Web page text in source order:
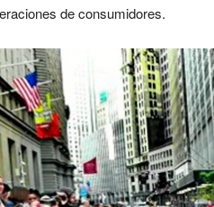
de consumidores.